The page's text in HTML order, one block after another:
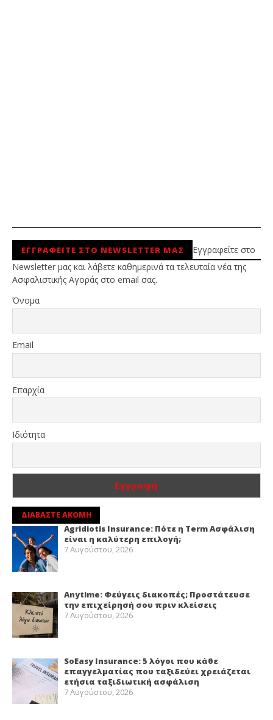
ΕΓΓΡΑΦΕΙΤΕ ΣΤΟ NEWSLETTER ΜΑΣ
Εγγραφείτε στο
Newsletter μας και λάβετε καθημερινά τα τελευταία νέα της
Ασφαλιστικής Αγοράς στο email σας.
Όνομα
Email
Επαρχία
Ιδιότητα
ΔΙΑΒΑΣΤΕ ΑΚΟΜΗ
Agridiotis Insurance: Πότε η Term Ασφάλιση
είναι η καλύτερη επιλογή;
7 Αυγούστου, 2026
Anytime: Φεύγεις διακοπές; Προστάτευσε
την επιχείρησή σου πριν κλείσεις
7 Αυγούστου, 2026
SoEasy Insurance: 5 λόγοι που κάθε
επαγγελματίας που ταξιδεύει χρειάζεται
ετήσια ταξιδιωτική ασφάλιση
7 Αυγούστου, 2026